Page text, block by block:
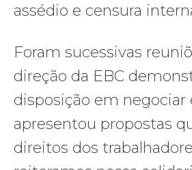
assédio e censura
Foram sucessivas
direção da EBC
disposição em negociar
apresentou propostas
direitos dos